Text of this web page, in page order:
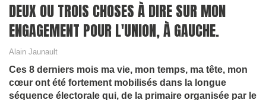
DEUX OU TROIS CHOSES À DIRE SUR MON
ENGAGEMENT POUR L'UNION, À GAUCHE.
Alain Jaunault
Ces 8 derniers mois ma vie, mon temps, ma tête, mon
cœur ont été fortement mobilisés dans la longue
séquence électorale qui, de la primaire organisée par le